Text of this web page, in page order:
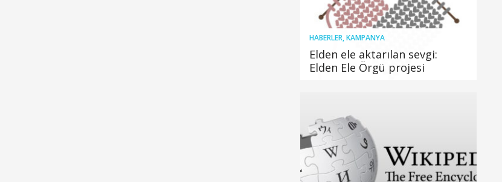
HABERLER,KAMPANYA
Elden ele aktarılan sevgi:
Elden Ele Örgü projesi